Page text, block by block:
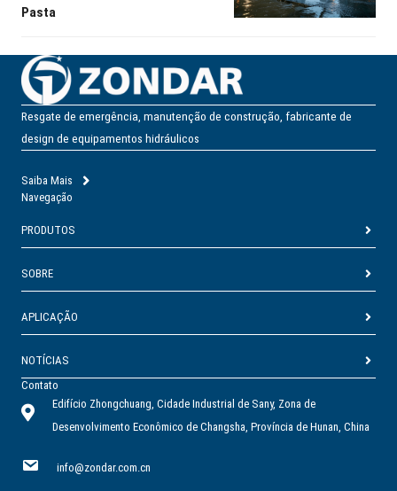
Pasta
Resgate de emergência, manutenção de construção, fabricante de
design de equipamentos hidráulicos
Saiba Mais
Navegação
PRODUTOS
SOBRE
APLICAÇÃO
NOTÍCIAS
Contato
Edifício Zhongchuang, Cidade Industrial de Sany, Zona de
Desenvolvimento Econômico de Changsha, Província de Hunan, China
info@zondar.com.cn